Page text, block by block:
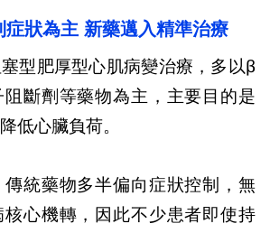
狀為主 新藥邁入精準治療
型肥厚型心肌病變治療，多以β
斷劑等藥物為主，主要目的是
低心臟負荷。
統藥物多半偏向症狀控制，無
心機轉，因此不少患者即使持